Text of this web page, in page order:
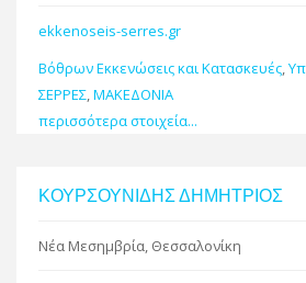
ekkenoseis-serres.gr
Βόθρων Εκκενώσεις και Κατασκευές,
ΣΕΡΡΕΣ,ΜΑΚΕΔΟΝΙΑ
περισσότερα στοιχεία...
ΚΟΥΡΣΟΥΝΙΔΗΣ ΔΗΜΗΤΡΙΟΣ
Νέα Μεσημβρία, Θεσσαλονίκη